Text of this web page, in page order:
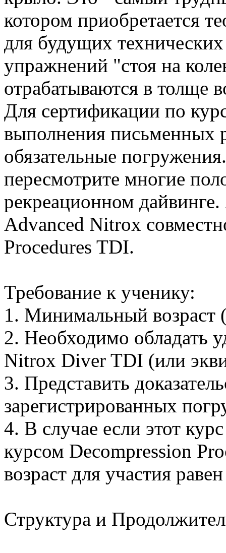
котором приобретается
для будущих
упражнений "стоя на
отрабатываются в толще
Для сертификации по
выполнения письменных
обязательные
пересмотрите многие
рекреационном
Advanced Nitrox
Procedures TDI.
Требование к ученику:
1. Минимальный возраст
2. Необходимо обладать
Nitrox Diver TDI (или
3. Представить
зарегистрированных
4. В случае если этот
курсом Decompression
возраст для участия
Структура и